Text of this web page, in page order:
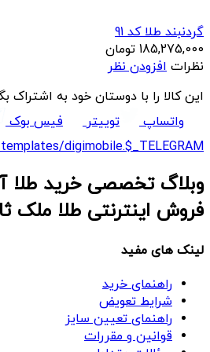
گردنبند طلا کد 91
185,275,000 تومان
نظرات افزودن نظر
این کالا را با دوستان خود به اشتراک
واتساپ
توییتر
فیس بوک
templates/digimobile.$_TELEGRAM
وبلاگ تخصصی خرید طلا
فروش اینترنتی طلا ملک
لینک های مفید
راهنمای خرید
شرایط تعویض
راهنمای تعیین سایز
قوانین و مقررات